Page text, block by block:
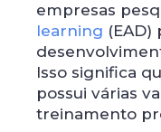
empresas
learning
Isso significa
possui várias
treinamento